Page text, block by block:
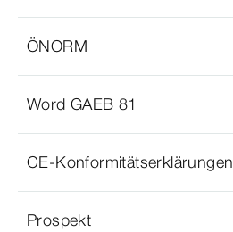
ÖNORM
Word GAEB 81
CE-Konformitätserklärungen
Prospekt